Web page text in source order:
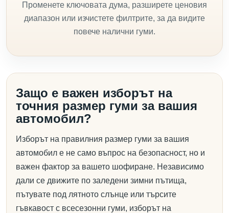
Променете ключовата дума, разширете ценовия
диапазон или изчистете филтрите, за да видите
повече налични гуми.
Защо е важен изборът на
точния размер гуми за вашия
автомобил?
Изборът на правилния размер гуми за вашия
автомобил е не само въпрос на безопасност, но и
важен фактор за вашето шофиране. Независимо
дали се движите по заледени зимни пътища,
пътувате под лятното слънце или търсите
гъвкавост с всесезонни гуми, изборът на